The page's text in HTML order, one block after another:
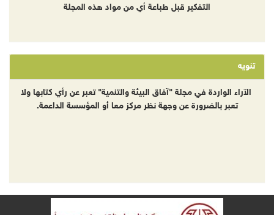
التفكير قبل طباعة أي من مواد هذه المجلة
تنويه
الآراء الواردة في مجلة "آفاق البيئة والتنمية" تعبر عن رأي كتابها ولا
تعبر بالضرورة عن وجهة نظر مركز معا أو المؤسسة الداعمة.